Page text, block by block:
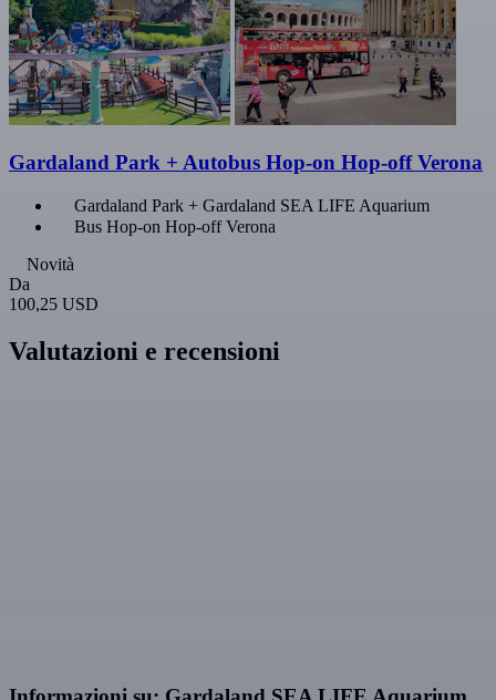
Gardaland Park + Autobus Hop-on Hop-off Verona
Gardaland Park + Gardaland SEA LIFE Aquarium
Bus Hop-on Hop-off Verona
Novità
Da
100,25 USD
Valutazioni e recensioni